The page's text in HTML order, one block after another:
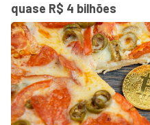
quase R$ 4 bilhões